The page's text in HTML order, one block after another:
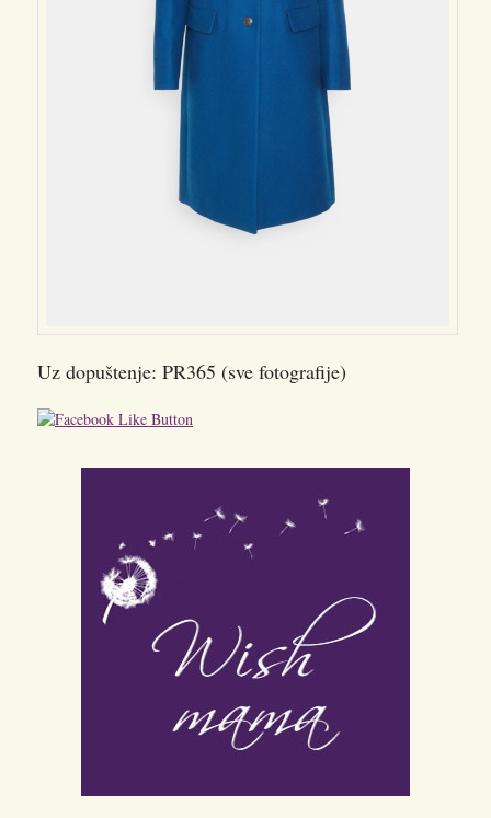
Uz dopuštenje: PR365 (sve fotografije)